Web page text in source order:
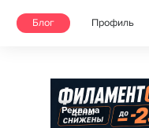
Блог Профиль
Реклама